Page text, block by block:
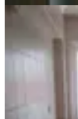
MANZARALI